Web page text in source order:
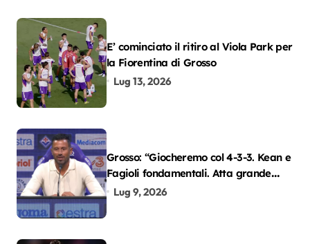
E’ cominciato il ritiro al Viola Park per
la Fiorentina di Grosso
Lug 13, 2026
Grosso: “Giocheremo col 4-3-3. Kean e
Fagioli fondamentali. Atta grande
colpo”
Lug 9, 2026